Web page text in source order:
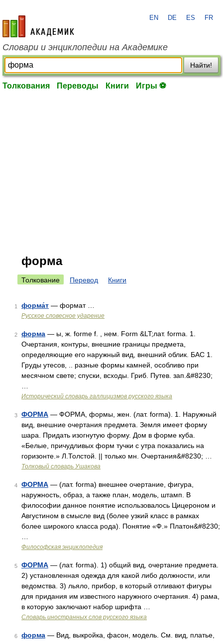
academic.ru
EN DE ES FR
Словари и энциклопедии на Академике
Найти!
Толкования Переводы Книги Игры ⚽
форма
Толкование Перевод Книги
1 форма́т — формат …
Русское словесное ударение
2 форма — ы, ж. forme f. , нем. Form &LT;лат. forma. 1.
Очертания, контуры, внешние границы предмета,
определяющие его наружный вид, внешний облик. БАС 1.
Груды утесов, .. разные формы камней, особливо при
месячном свете; спуски, всходы. Гриб. Путев. зап.&#8230;
Исторический словарь галлицизмов русского языка
3 ФОРМА — ФОРМА, формы, жен. (лат. forma). 1. Наружный
вид, внешние очертания предмета. Земля имеет форму
шара. Придать изогнутую форму. Дом в форме куба.
«Белые, причудливых форм тучки с утра показались на
горизонте.» Л.Толстой. || только мн. Очертания&#8230; …
Толковый словарь Ушакова
4 ФОРМА — (лат. forma) внешнее очертание, фигура,
наружность, образ, а также план, модель, штамп. В
философии данное понятие использовалось Цицероном и
Августином в смысле вид (более узкий класс в рамках
более широкого класса рода). Понятие «Ф.» Платон&#8230;
Философская энциклопедия
5 ФОРМА — (лат. forma). 1) общий вид, очертание предмета.
2) установленная одежда для какой либо должности, или
ведомства. 3) льяло, прибор, в который отливают фигуры
для придания им известного наружного очертания. 4) рама,
в которую заключают набор шрифта …
Словарь иностранных слов русского языка
6 форма — Вид, выкройка, фасон, модель. См. вид, платье,